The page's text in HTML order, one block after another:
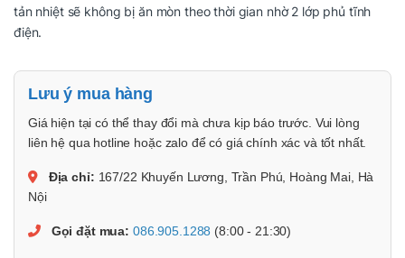
tản nhiệt sẽ không bị ăn mòn theo thời gian nhờ 2 lớp phủ tĩnh
điện.
Lưu ý mua hàng
Giá hiện tại có thể thay đổi mà chưa kịp báo trước. Vui lòng
liên hệ qua hotline hoặc zalo để có giá chính xác và tốt nhất.
Địa chỉ: 167/22 Khuyến Lương, Trần Phú, Hoàng Mai, Hà
Nội
Gọi đặt mua: 086.905.1288 (8:00 - 21:30)